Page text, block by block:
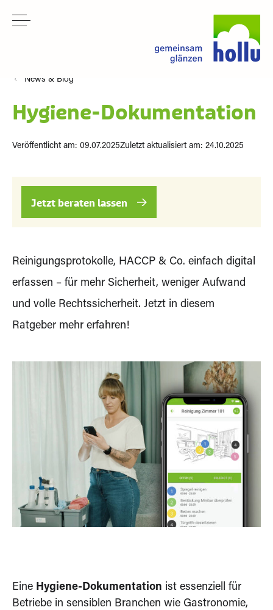
News & Blog
Hygiene-Dokumentation
Veröffentlicht am: 09.07.2025Zuletzt aktualisiert am: 24.10.2025
Reinigungsprotokolle, HACCP & Co. einfach digital
erfassen – für mehr Sicherheit, weniger Aufwand
und volle Rechtssicherheit. Jetzt in diesem
Ratgeber mehr erfahren!
Jetzt beraten lassen
Eine Hygiene-Dokumentation ist essenziell für
Betriebe in sensiblen Branchen wie Gastronomie,